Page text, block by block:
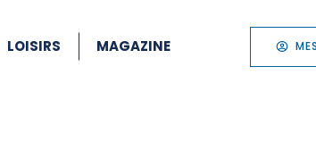
LOISIRS MAGAZINE